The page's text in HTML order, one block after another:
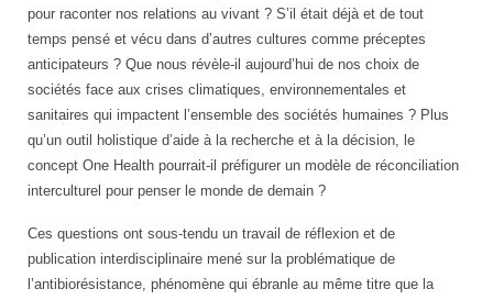
pour raconter nos relations au vivant ? S’il était déjà et de tout
temps pensé et vécu dans d’autres cultures comme préceptes
anticipateurs ? Que nous révèle-il aujourd’hui de nos choix de
sociétés face aux crises climatiques, environnementales et
sanitaires qui impactent l’ensemble des sociétés humaines ? Plus
qu’un outil holistique d’aide à la recherche et à la décision, le
concept One Health pourrait-il préfigurer un modèle de réconciliation
interculturel pour penser le monde de demain ?
Ces questions ont sous-tendu un travail de réflexion et de
publication interdisciplinaire mené sur la problématique de
l’antibiorésistance, phénomène qui ébranle au même titre que la